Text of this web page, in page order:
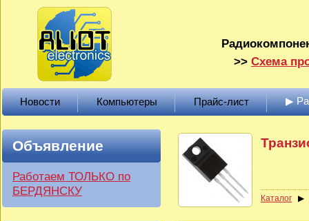
>> Схема
Новости Компьютеры Прайс-лист ▶
Объявление
Работаем ТОЛЬКО по
БЕРДЯНСКУ
Каталог